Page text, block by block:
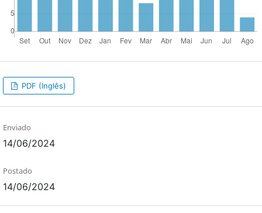
PDF (Inglês)
Enviado
14/06/2024
Postado
14/06/2024